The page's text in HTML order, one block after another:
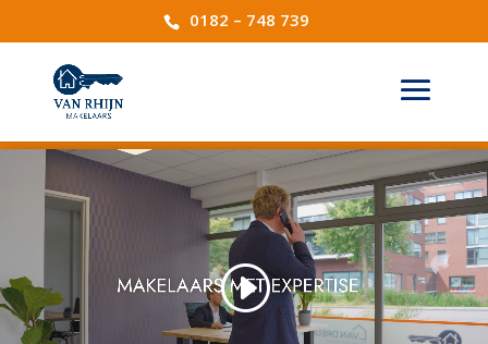
0182 – 748 739